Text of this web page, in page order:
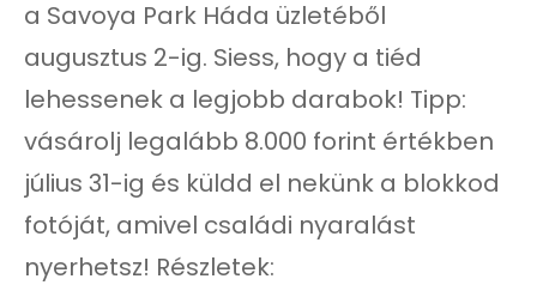
a Savoya Park Háda üzletéből
augusztus 2-ig. Siess, hogy a tiéd
lehessenek a legjobb darabok! Tipp:
vásárolj legalább 8.000 forint értékben
július 31-ig és küldd el nekünk a blokkod
fotóját, amivel családi nyaralást
nyerhetsz! Részletek: